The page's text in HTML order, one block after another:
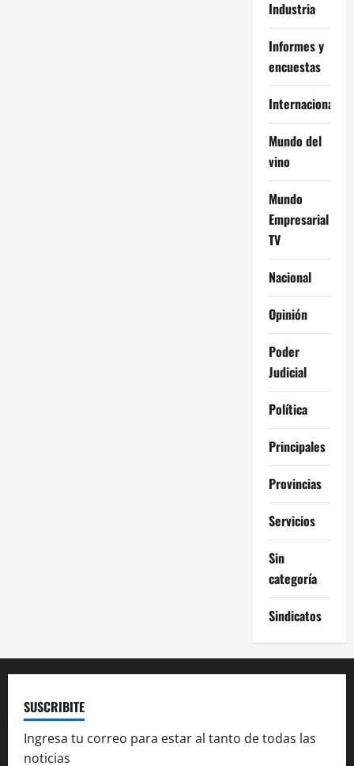
Industria
Informes y
encuestas
Internacional
Mundo del
vino
Mundo
Empresarial
TV
Nacional
Opinión
Poder
Judicial
Política
Principales
Provincias
Servicios
Sin
categoría
Sindicatos
SUSCRIBITE
Ingresa tu correo para estar al tanto de todas las
noticias